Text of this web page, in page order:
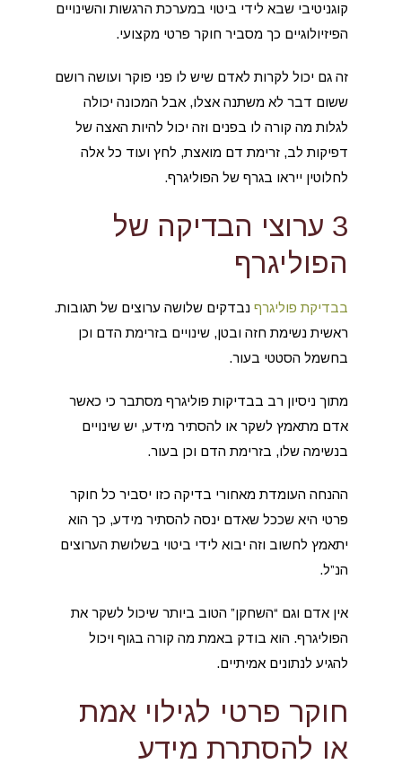
קוגניטיבי שבא לידי ביטוי במערכת הרגשות והשינויים
הפיזיולוגיים כך מסביר חוקר פרטי מקצועי.
זה גם יכול לקרות לאדם שיש לו פני פוקר ועושה רושם
ששום דבר לא משתנה אצלו, אבל המכונה יכולה
לגלות מה קורה לו בפנים וזה יכול להיות האצה של
דפיקות לב, זרימת דם מואצת, לחץ ועוד כל אלה
לחלוטין ייראו בגרף של הפוליגרף.
3 ערוצי הבדיקה של
הפוליגרף
בבדיקת פוליגרף נבדקים שלושה ערוצים של תגובות.
ראשית נשימת חזה ובטן, שינויים בזרימת הדם וכן
בחשמל הסטטי בעור.
מתוך ניסיון רב בבדיקות פוליגרף מסתבר כי כאשר
אדם מתאמץ לשקר או להסתיר מידע, יש שינויים
בנשימה שלו, בזרימת הדם וכן בעור.
ההנחה העומדת מאחורי בדיקה כזו יסביר כל חוקר
פרטי היא שככל שאדם ינסה להסתיר מידע, כך הוא
יתאמץ לחשוב וזה יבוא לידי ביטוי בשלושת הערוצים
הנ”ל.
אין אדם וגם “השחקן” הטוב ביותר שיכול לשקר את
הפוליגרף. הוא בודק באמת מה קורה בגוף ויכול
להגיע לנתונים אמיתיים.
חוקר פרטי לגילוי אמת
או להסתרת מידע